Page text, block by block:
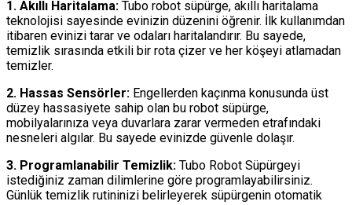
1. Akıllı Haritalama: Tubo robot süpürge, akıllı haritalama
teknolojisi sayesinde evinizin düzenini öğrenir. İlk kullanımdan
itibaren evinizi tarar ve odaları haritalandırır. Bu sayede,
temizlik sırasında etkili bir rota çizer ve her köşeyi atlamadan
temizler.
2. Hassas Sensörler: Engellerden kaçınma konusunda üst
düzey hassasiyete sahip olan bu robot süpürge,
mobilyalarınıza veya duvarlara zarar vermeden etrafındaki
nesneleri algılar. Bu sayede evinizde güvenle dolaşır.
3. Programlanabilir Temizlik: Tubo Robot Süpürgeyi
istediğiniz zaman dilimlerine göre programlayabilirsiniz.
Günlük temizlik rutininizi belirleyerek süpürgenin otomatik